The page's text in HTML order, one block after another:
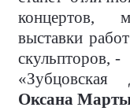
концертов,
выставки
скульпторов,
«Зубцовская
Оксана